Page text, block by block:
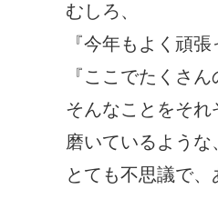
むしろ、
『今年もよく頑張
『ここでたくさ
そんなことをそれ
磨いているような
とても不思議で